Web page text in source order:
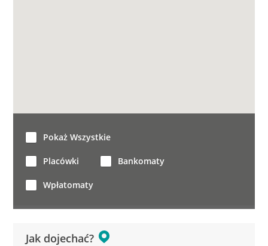
Jak dojechać?
Pokaż Wszystkie
Placówki Bankomaty
Wpłatomaty